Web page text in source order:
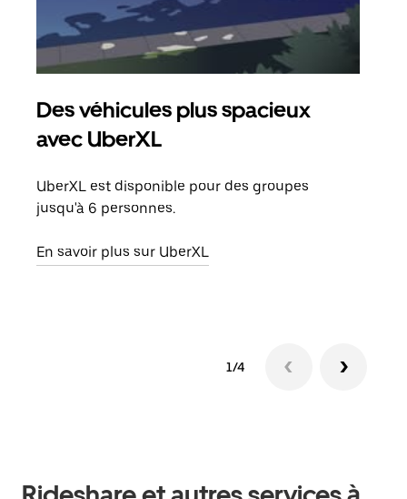
Des véhicules plus spacieux
avec UberXL
UberXL est disponible pour des groupes
jusqu'à 6 personnes.
En savoir plus sur UberXL
1/4